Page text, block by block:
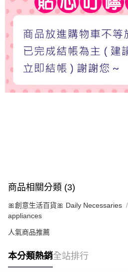
商品相關分類 (3)
🎀創意生活百貨🎀 Daily Necessaries
appliances
人氣商品推薦
本分類熱銷全站排行